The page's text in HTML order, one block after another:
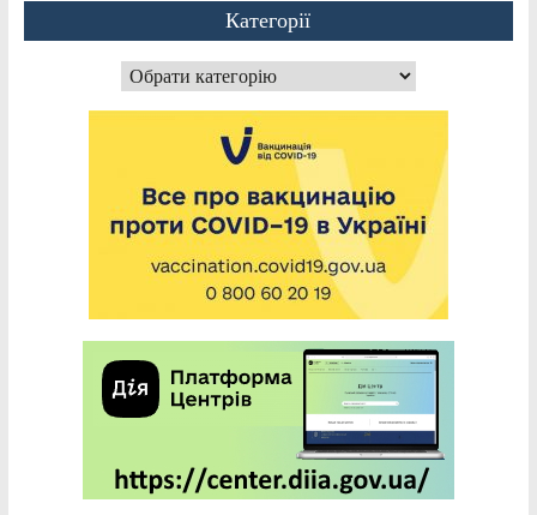
Категорії
Категорії